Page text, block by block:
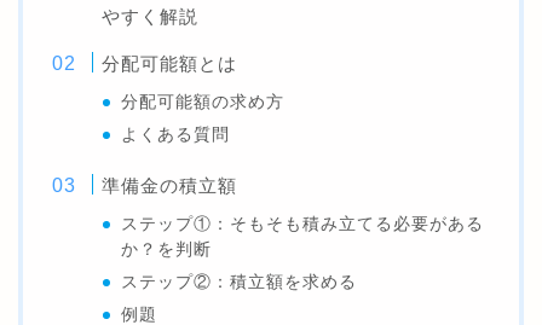
やすく解説
分配可能額とは
分配可能額の求め方
よくある質問
準備金の積立額
ステップ①：そもそも積み立てる必要がある
か？を判断
ステップ②：積立額を求める
例題